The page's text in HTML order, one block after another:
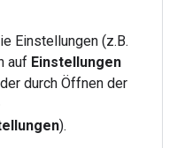
Einstellungen (z.B.
auf Einstellungen
durch Öffnen der
).